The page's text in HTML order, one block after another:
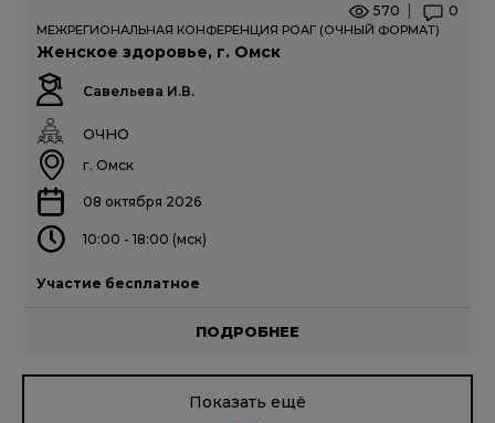
570 0
МЕЖРЕГИОНАЛЬНАЯ КОНФЕРЕНЦИЯ РОАГ (ОЧНЫЙ ФОРМАТ)
Женское здоровье, г. Омск
Савельева И.В.
ОЧНО
г. Омск
08 октября 2026
10:00 - 18:00 (мск)
Участие бесплатное
ПОДРОБНЕЕ
Показать ещё